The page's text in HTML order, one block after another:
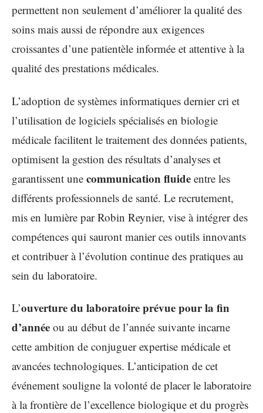
permettent non seulement d’améliorer la qualité des
soins mais aussi de répondre aux exigences
croissantes d’une patientèle informée et attentive à la
qualité des prestations médicales.
L’adoption de systèmes informatiques dernier cri et
l’utilisation de logiciels spécialisés en biologie
médicale facilitent le traitement des données patients,
optimisent la gestion des résultats d’analyses et
garantissent une communication fluide entre les
différents professionnels de santé. Le recrutement,
mis en lumière par Robin Reynier, vise à intégrer des
compétences qui sauront manier ces outils innovants
et contribuer à l’évolution continue des pratiques au
sein du laboratoire.
L’ouverture du laboratoire prévue pour la fin
d’année ou au début de l’année suivante incarne
cette ambition de conjuguer expertise médicale et
avancées technologiques. L’anticipation de cet
événement souligne la volonté de placer le laboratoire
à la frontière de l’excellence biologique et du progrès